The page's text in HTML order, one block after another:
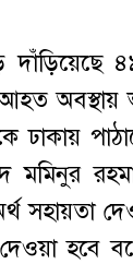
আহত
ঢাকায়
মমিনুর
সহায়তা
হবে